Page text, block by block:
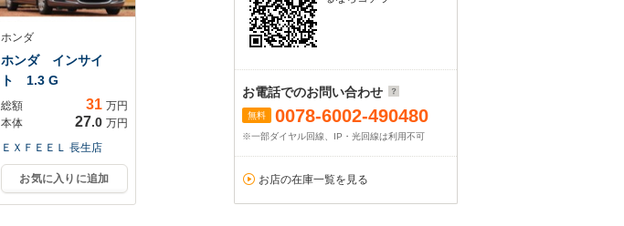
ホンダ
ホンダ インサイ
ト 1.3 G
総額 31 万円
本体
27.0 万円
ＥＸＦＥＥＬ 長生店
お気に入りに追加
お電話でのお問い合わせ
無料 0078-6002-490480
※一部ダイヤル回線、IP・光回線は利用不可
お店の在庫一覧を見る